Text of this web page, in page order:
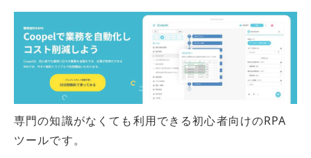
専門の知識がなくても利用できる初心者向けのRPA
ツールです。